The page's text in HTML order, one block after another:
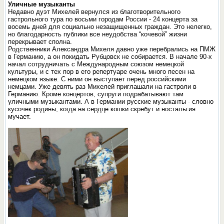
Уличные музыканты
Недавно дуэт Михелей вернулся из благотворительного
гастрольного тура по восьми городам России - 24 концерта за
восемь дней для социально незащищенных граждан. Это нелегко,
но благодарность публики все неудобства “кочевой” жизни
перекрывает сполна.
Родственники Александра Михеля давно уже перебрались на ПМЖ
в Германию, а он покидать Рубцовск не собирается. В начале 90-х
начал сотрудничать с Международным союзом немецкой
культуры, и с тех пор в его репертуаре очень много песен на
немецком языке. С ними он выступает перед российскими
немцами. Уже девять раз Михелей приглашали на гастроли в
Германию. Кроме концертов, супруги подрабатывают там
уличными музыкантами. А в Германии русские музыканты - словно
кусочек родины, когда на сердце кошки скребут и ностальгия
мучает.